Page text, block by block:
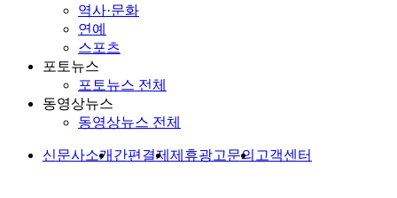
역사·문화
연예
스포츠
포토뉴스
포토뉴스 전체
동영상뉴스
동영상뉴스 전체
신문사소개 간편결제 제휴광고문의 고객센터